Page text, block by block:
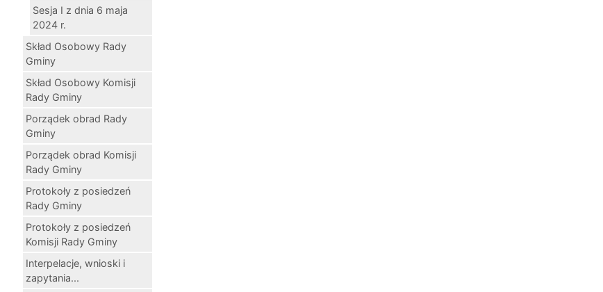
Sesja I z dnia 6 maja
2024 r.
Skład Osobowy Rady
Gminy
Skład Osobowy Komisji
Rady Gminy
Porządek obrad Rady
Gminy
Porządek obrad Komisji
Rady Gminy
Protokoły z posiedzeń
Rady Gminy
Protokoły z posiedzeń
Komisji Rady Gminy
Interpelacje, wnioski i
zapytania...